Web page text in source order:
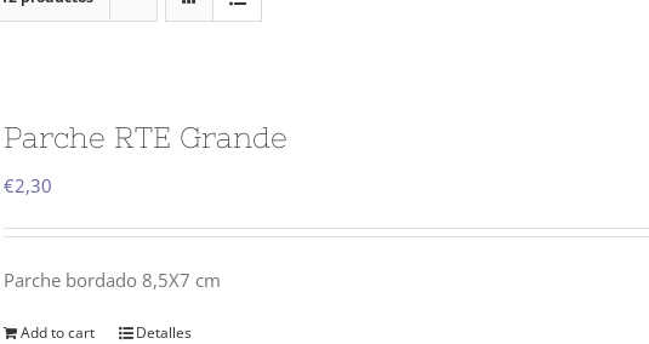
Parche RTE Grande
€2,30
Parche bordado 8,5X7 cm
Add to cart Detalles